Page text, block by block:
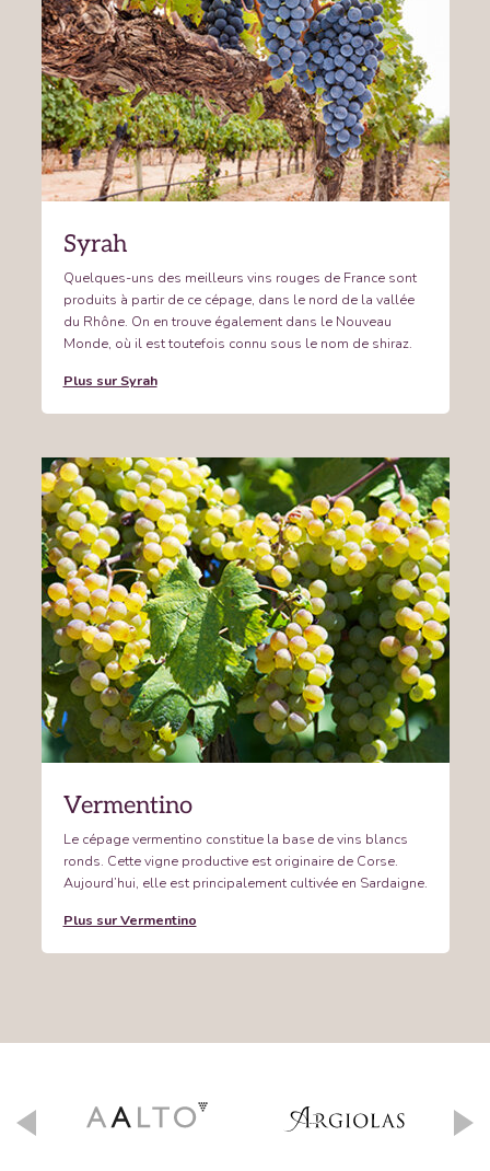
Syrah
Quelques-uns des meilleurs vins rouges de France sont
produits à partir de ce cépage, dans le nord de la vallée
du Rhône. On en trouve également dans le Nouveau
Monde, où il est toutefois connu sous le nom de shiraz.
Plus sur Syrah
Vermentino
Le cépage vermentino constitue la base de vins blancs
ronds. Cette vigne productive est originaire de Corse.
Aujourd’hui, elle est principalement cultivée en Sardaigne.
Plus sur Vermentino